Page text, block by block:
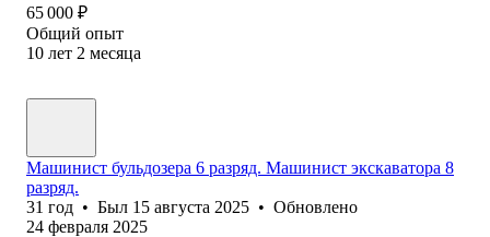
65 000 ₽
Общий опыт
10 лет 2 месяца
Машинист бульдозера 6 разряд. Машинист экскаватора 8
разряд.
31 год • Был 15 августа 2025 • Обновлено
24 февраля 2025